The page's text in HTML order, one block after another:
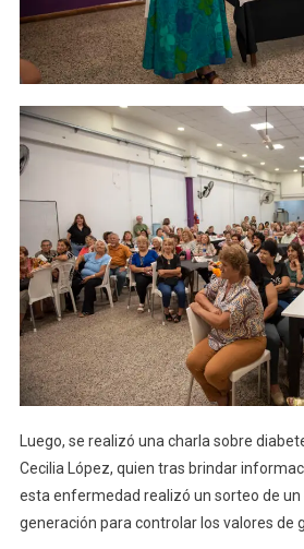
Luego, se realizó una charla sobre
Cecilia López, quien tras brindar
esta enfermedad realizó un sorteo de
generación para controlar los valores de